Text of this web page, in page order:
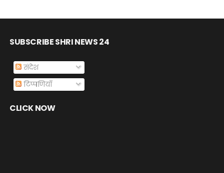
SUBSCRIBE SHRI NEWS 24
संदेश
टिप्पणियाँ
CLICK NOW